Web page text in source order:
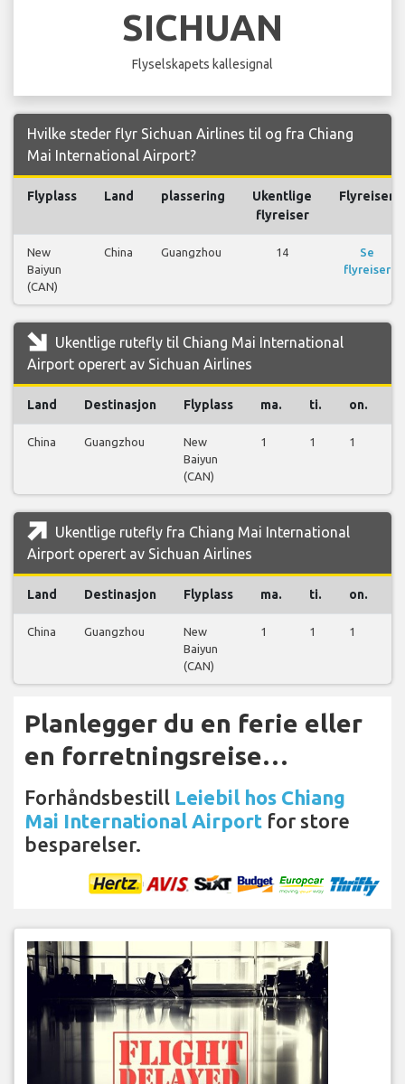
SICHUAN
Flyselskapets kallesignal
Hvilke steder flyr Sichuan Airlines til og fra Chiang
Mai International Airport?
Flyplass Land plassering
Ukentlige
flyreiser
Flyreiser
New
Baiyun
(CAN)
China Guangzhou 14
Se
flyreiser
Ukentlige rutefly til Chiang Mai International
Airport operert av Sichuan Airlines
Land Destinasjon Flyplass ma. ti. on.
China Guangzhou
New
Baiyun
(CAN)
1 1 1
Ukentlige rutefly fra Chiang Mai International
Airport operert av Sichuan Airlines
Land Destinasjon Flyplass ma. ti. on.
China Guangzhou
New
Baiyun
(CAN)
1 1 1
Planlegger du en ferie eller
en forretningsreise…
Forhåndsbestill Leiebil hos Chiang
Mai International Airport for store
besparelser.